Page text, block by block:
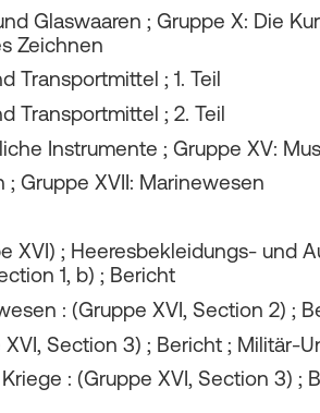
Glaswaaren ; Gruppe X: Die
Zeichnen
Transportmittel ; 1. Teil
Transportmittel ; 2. Teil
Instrumente ; Gruppe XV:
; Gruppe XVII: Marinewesen
XVI) ; Heeresbekleidungs- und
1, b) ; Bericht
: (Gruppe XVI, Section 2) ;
Section 3) ; Bericht ; Militär-
: (Gruppe XVI, Section 3) ;